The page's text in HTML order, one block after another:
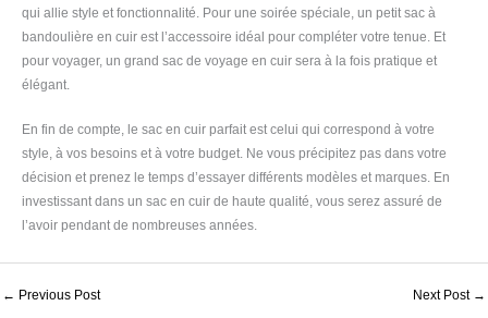
qui allie style et fonctionnalité. Pour une soirée spéciale, un petit sac à
bandoulière en cuir est l’accessoire idéal pour compléter votre tenue. Et
pour voyager, un grand sac de voyage en cuir sera à la fois pratique et
élégant.
En fin de compte, le sac en cuir parfait est celui qui correspond à votre
style, à vos besoins et à votre budget. Ne vous précipitez pas dans votre
décision et prenez le temps d’essayer différents modèles et marques. En
investissant dans un sac en cuir de haute qualité, vous serez assuré de
l’avoir pendant de nombreuses années.
← Previous Post Next Post →